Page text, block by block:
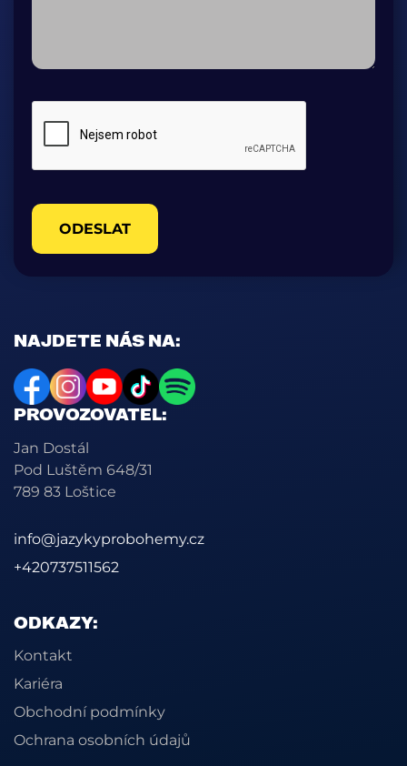
NAJDETE NÁS NA:
PROVOZOVATEL:
Jan Dostál
Pod Luštěm 648/31
789 83 Loštice
info@jazykyprobohemy.cz
+420737511562
ODKAZY:
Kontakt
Kariéra
Obchodní podmínky
Ochrana osobních údajů
ODESLAT